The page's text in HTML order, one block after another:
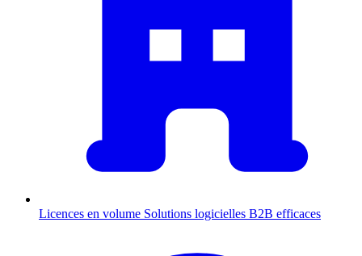
Licences en volume Solutions logicielles B2B efficaces